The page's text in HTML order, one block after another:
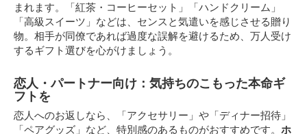
まれます。「紅茶・コーヒーセット」「ハンドクリーム」
「高級スイーツ」などは、センスと気遣いを感じさせる贈り
物。相手が同僚であれば過度な誤解を避けるため、万人受け
するギフト選びを心がけましょう。
恋人・パートナー向け：気持ちのこもった本命ギ
フトを
恋人へのお返しなら、「アクセサリー」や「ディナー招待」
「ペアグッズ」など、特別感のあるものがおすすめです。 ホ